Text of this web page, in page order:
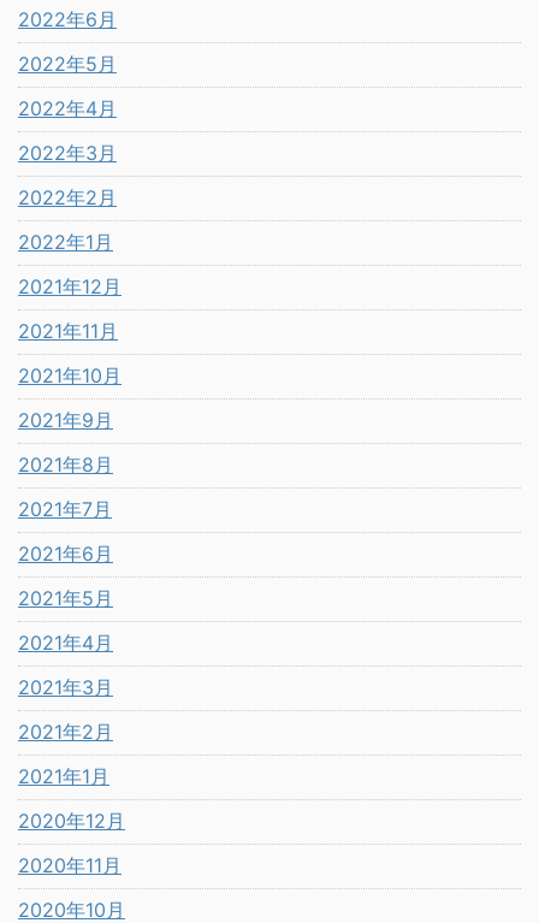
2022年6月
2022年5月
2022年4月
2022年3月
2022年2月
2022年1月
2021年12月
2021年11月
2021年10月
2021年9月
2021年8月
2021年7月
2021年6月
2021年5月
2021年4月
2021年3月
2021年2月
2021年1月
2020年12月
2020年11月
2020年10月